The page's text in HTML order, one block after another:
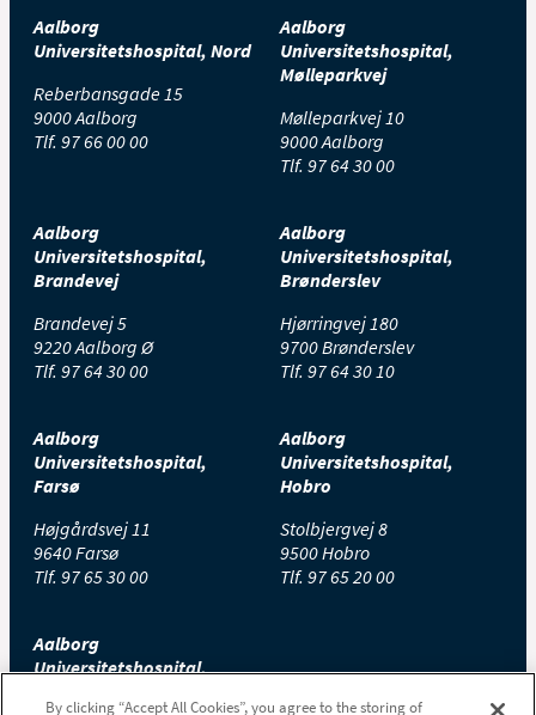
Aalborg
Universitetshospital, Nord
Reberbansgade 15
9000 Aalborg
Tlf. 97 66 00 00
Aalborg
Universitetshospital,
Mølleparkvej
Mølleparkvej 10
9000 Aalborg
Tlf. 97 64 30 00
Aalborg
Universitetshospital,
Brandevej
Brandevej 5
9220 Aalborg Ø
Tlf. 97 64 30 00
Aalborg
Universitetshospital,
Brønderslev
Hjørringvej 180
9700 Brønderslev
Tlf. 97 64 30 10
Aalborg
Universitetshospital,
Farsø
Højgårdsvej 11
9640 Farsø
Tlf. 97 65 30 00
Aalborg
Universitetshospital,
Hobro
Stolbjergvej 8
9500 Hobro
Tlf. 97 65 20 00
Aalborg
Universitetshospital,
By clicking “Accept All Cookies”, you agree to the storing of